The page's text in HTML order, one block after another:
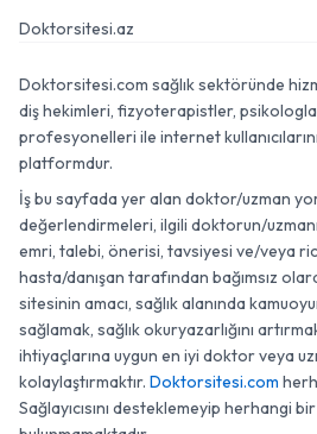
Doktorsitesi.az
Doktorsitesi.com sağlık sektöründe
diş hekimleri, fizyoterapistler,
profesyonelleri ile internet
platformdur.
İş bu sayfada yer alan doktor/uzman
değerlendirmeleri, ilgili doktorun/
emri, talebi, önerisi, tavsiyesi ve/veya
hasta/danışan tarafından bağımsız
sitesinin amacı, sağlık alanında
sağlamak, sağlık okuryazarlığını
ihtiyaçlarına uygun en iyi doktor veya
kolaylaştırmaktır. Doktorsitesi.com
Sağlayıcısını desteklemeyip herhangi